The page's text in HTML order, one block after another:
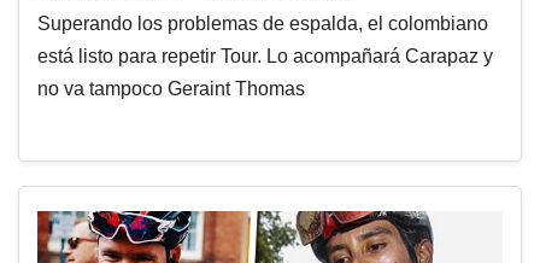
Superando los problemas de espalda, el colombiano
está listo para repetir Tour. Lo acompañará Carapaz y
no va tampoco Geraint Thomas